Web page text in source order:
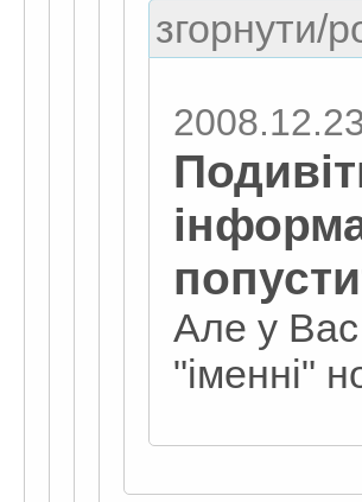
згорнути/
Але у Вас
"іменні"